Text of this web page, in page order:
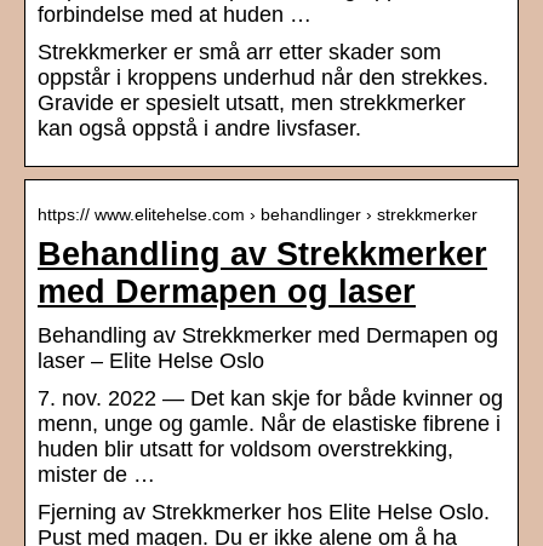
forbindelse med at huden …
Strekkmerker er små arr etter skader som
oppstår i kroppens underhud når den strekkes.
Gravide er spesielt utsatt, men strekkmerker
kan også oppstå i andre livsfaser.
https:// www.elitehelse.com › behandlinger › strekkmerker
Behandling av Strekkmerker
med Dermapen og laser
Behandling av Strekkmerker med Dermapen og
laser – Elite Helse Oslo
7. nov. 2022 — Det kan skje for både kvinner og
menn, unge og gamle. Når de elastiske fibrene i
huden blir utsatt for voldsom overstrekking,
mister de …
Fjerning av Strekkmerker hos Elite Helse Oslo.
Pust med magen. Du er ikke alene om å ha